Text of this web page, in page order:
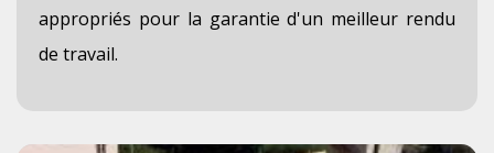
appropriés pour la garantie d'un meilleur rendu
de travail.